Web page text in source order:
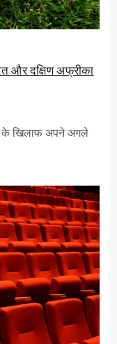
और दक्षिण अफ्रीका
के खिलाफ अपने अगले